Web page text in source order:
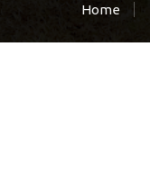
Home